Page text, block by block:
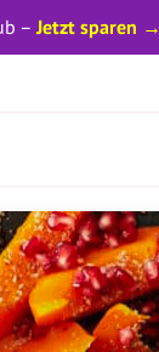
–Jetzt sparen →